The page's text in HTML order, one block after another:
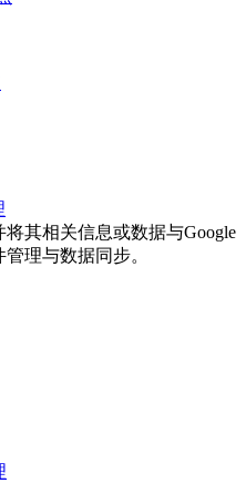
其相关信息或数据与Google
理与数据同步。